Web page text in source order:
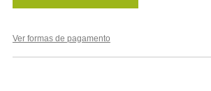
Ver formas de pagamento